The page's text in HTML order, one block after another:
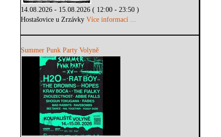
14.08.2026 - 15.08.2026 ( 12:00 - 23:50 )
Hostašovice u ZrzávkyVíce informací ...
Summer Punk Party Volyně